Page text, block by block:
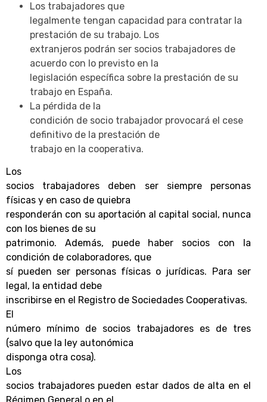
Los trabajadores que
legalmente tengan capacidad para contratar la
prestación de su trabajo. Los
extranjeros podrán ser socios trabajadores de
acuerdo con lo previsto en la
legislación específica sobre la prestación de su
trabajo en España.
La pérdida de la
condición de socio trabajador provocará el cese
definitivo de la prestación de
trabajo en la cooperativa.
Los
socios trabajadores deben ser siempre personas
físicas y en caso de quiebra
responderán con su aportación al capital social, nunca
con los bienes de su
patrimonio. Además, puede haber socios con la
condición de colaboradores, que
sí pueden ser personas físicas o jurídicas. Para ser
legal, la entidad debe
inscribirse en el Registro de Sociedades Cooperativas.
El
número mínimo de socios trabajadores es de tres
(salvo que la ley autonómica
disponga otra cosa).
Los
socios trabajadores pueden estar dados de alta en el